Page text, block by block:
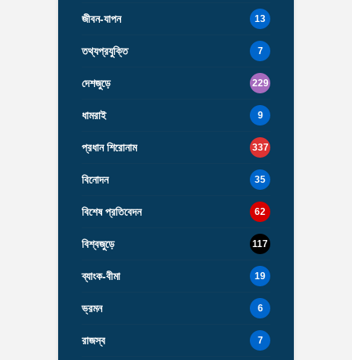
জীবন-যাপন 13
তথ্যপ্রযুক্তি 7
দেশজুড়ে 229
ধামরাই 9
প্রধান শিরোনাম 337
বিনোদন 35
বিশেষ প্রতিবেদন 62
বিশ্বজুড়ে 117
ব্যাংক-বীমা 19
ভ্রমন 6
রাজস্ব 7